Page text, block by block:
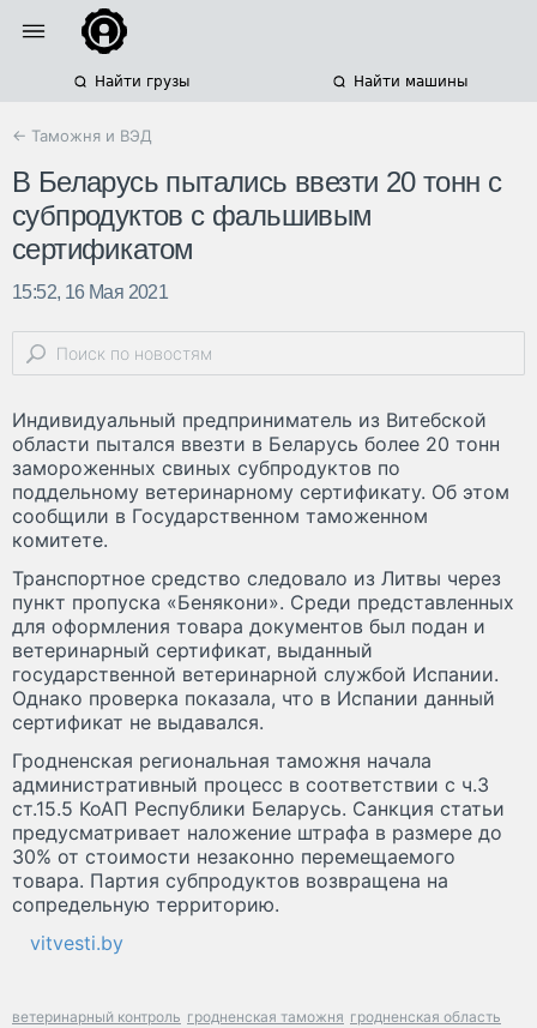
Найти грузы Найти машины
← Таможня и ВЭД
В Беларусь пытались ввезти 20 тонн с
субпродуктов с фальшивым
сертификатом
15:52, 16 Мая 2021
Индивидуальный предприниматель из Витебской
области пытался ввезти в Беларусь более 20 тонн
замороженных свиных субпродуктов по
поддельному ветеринарному сертификату. Об этом
сообщили в Государственном таможенном
комитете.
Транспортное средство следовало из Литвы через
пункт пропуска «Бенякони». Среди представленных
для оформления товара документов был подан и
ветеринарный сертификат, выданный
государственной ветеринарной службой Испании.
Однако проверка показала, что в Испании данный
сертификат не выдавался.
Гродненская региональная таможня начала
административный процесс в соответствии с ч.3
ст.15.5 КоАП Республики Беларусь. Санкция статьи
предусматривает наложение штрафа в размере до
30% от стоимости незаконно перемещаемого
товара. Партия субпродуктов возвращена на
сопредельную территорию.
vitvesti.by
ветеринарный контроль гродненская таможня гродненская область